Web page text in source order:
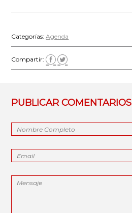
Categorías:Agenda
Compartir:
PUBLICAR COMENTARIOS